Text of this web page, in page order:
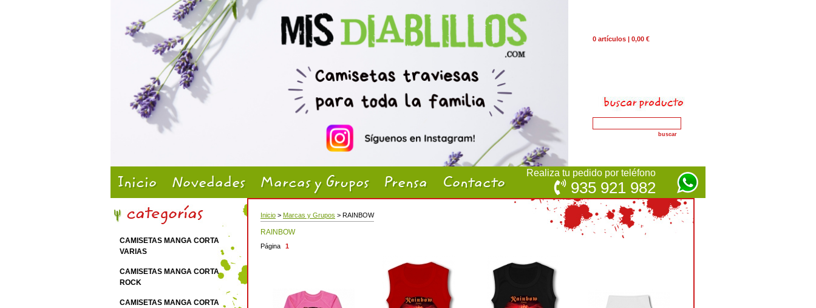
0 artículos | 0,00 €
Inicio Novedades Marcas y Grupos Prensa Contacto
Realiza tu pedido por teléfono
935 921 982
Inicio > Marcas y Grupos > RAINBOW
RAINBOW
Página 1
CAMISETAS MANGA CORTA
VARIAS
CAMISETAS MANGA CORTA
ROCK
CAMISETAS MANGA CORTA